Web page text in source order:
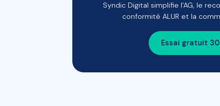
Syndic Digital simplifie l'AG, le
conformité ALUR et la
Essai gratuit